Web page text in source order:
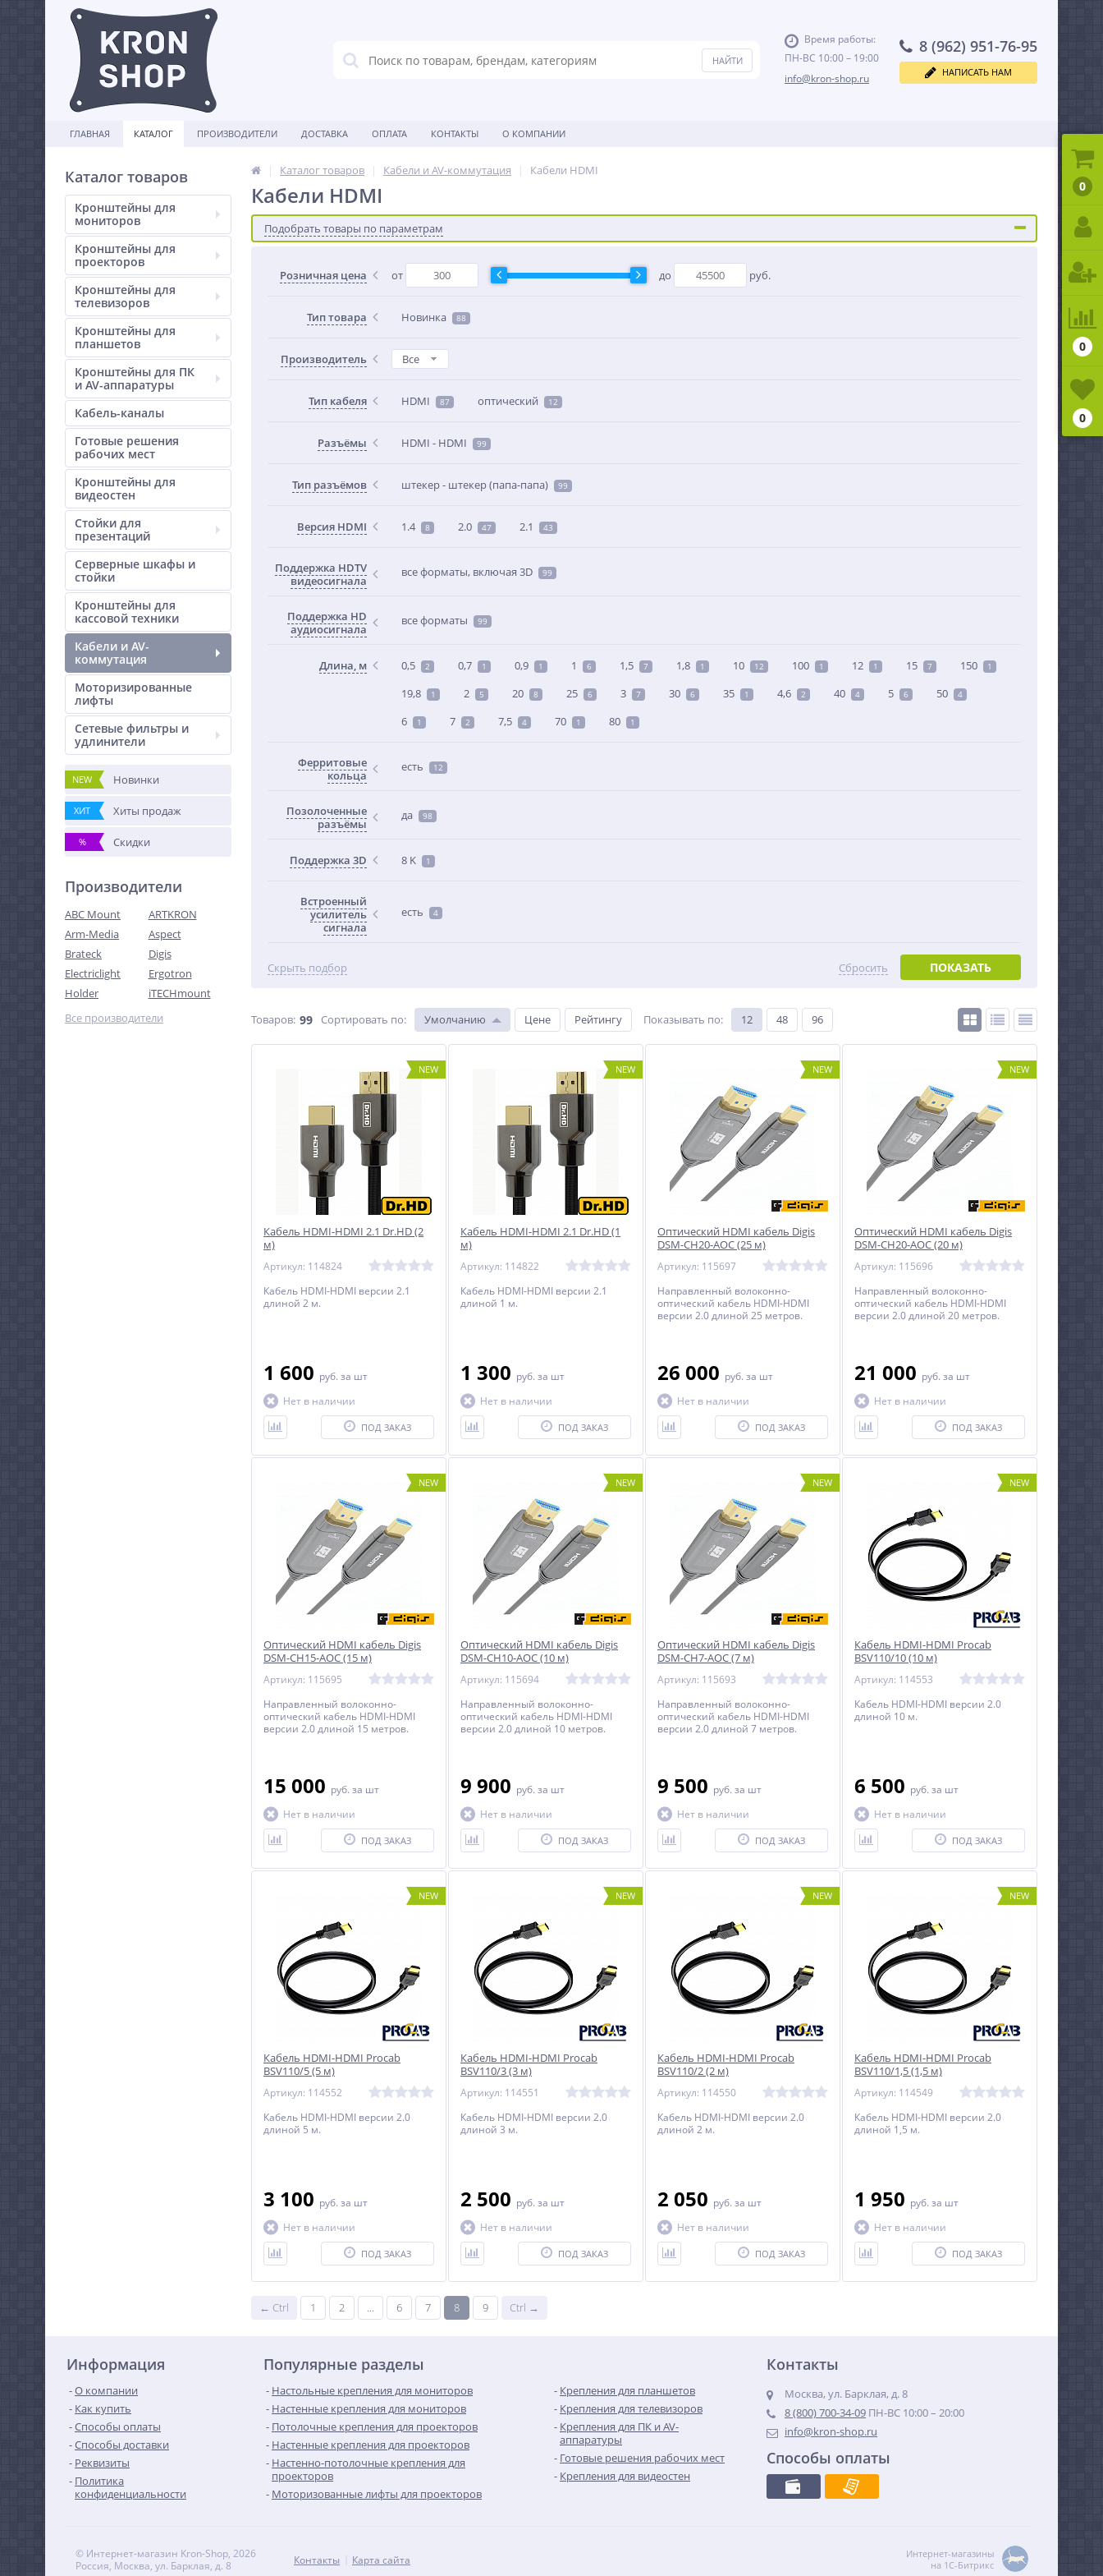
Время работы:
ПН-ВС 10:00 – 19:00
info@kron-shop.ru
8 (962) 951-76-95
НАПИСАТЬ НАМ
ГЛАВНАЯ КАТАЛОГ ПРОИЗВОДИТЕЛИ ДОСТАВКА ОПЛАТА КОНТАКТЫ О КОМПАНИИ
Каталог товаров
Кронштейны для
мониторов
Кронштейны для
проекторов
Кронштейны для
телевизоров
Кронштейны для
планшетов
Кронштейны для ПК
и AV-аппаратуры
Кабель-каналы
Готовые решения
рабочих мест
Кронштейны для
видеостен
Стойки для
презентаций
Серверные шкафы и
стойки
Кронштейны для
кассовой техники
Кабели и AV-
коммутация
Моторизированные
лифты
Сетевые фильтры и
удлинители
NEW Новинки
ХИТ Хиты продаж
% Скидки
Производители
ABC Mount
ARTKRON
Arm-Media
Aspect
Brateck
Digis
Electriclight
Ergotron
Holder
iTECHmount
Все производители
Каталог товаров Кабели и AV-коммутация Кабели HDMI
Кабели HDMI
Подобрать товары по параметрам
Розничная цена от до руб.
Тип товара Новинка 88
Производитель Все
Тип кабеля HDMI 87 оптический 12
Разъёмы HDMI - HDMI 99
Тип разъёмов штекер - штекер (папа-папа) 99
Версия HDMI 1.4 8 2.0 47 2.1 43
Поддержка HDTV
видеосигнала
все форматы, включая 3D 99
Поддержка HD
аудиосигнала
все форматы 99
Длина, м 0,5 2 0,7 1 0,9 1 1 6 1,5 7 1,8 1 10 12 100 1 12 1 15 7 150 1
19,8 1 2 5 20 8 25 6 3 7 30 6 35 1 4,6 2 40 4 5 6 50 4
6 1 7 2 7,5 4 70 1 80 1
Ферритовые
кольца
есть 12
Позолоченные
разъёмы
да 98
Поддержка 3D 8 K 1
Встроенный
усилитель
сигнала
есть 4
Скрыть подбор ПОКАЗАТЬ
Сбросить
Товаров: 99 Сортировать по: Умолчанию Цене Рейтингу Показывать по: 12 48 96
NEW
Кабель HDMI-HDMI 2.1 Dr.HD (2
м)
Артикул: 114824
Кабель HDMI-HDMI версии 2.1
длиной 2 м.
1 600 руб. за шт
Нет в наличии
ПОД ЗАКАЗ
NEW
Кабель HDMI-HDMI 2.1 Dr.HD (1
м)
Артикул: 114822
Кабель HDMI-HDMI версии 2.1
длиной 1 м.
1 300 руб. за шт
Нет в наличии
ПОД ЗАКАЗ
NEW
Оптический HDMI кабель Digis
DSM-CH20-AOC (25 м)
Артикул: 115697
Направленный волоконно-
оптический кабель HDMI-HDMI
версии 2.0 длиной 25 метров.
26 000 руб. за шт
Нет в наличии
ПОД ЗАКАЗ
NEW
Оптический HDMI кабель Digis
DSM-CH20-AOC (20 м)
Артикул: 115696
Направленный волоконно-
оптический кабель HDMI-HDMI
версии 2.0 длиной 20 метров.
21 000 руб. за шт
Нет в наличии
ПОД ЗАКАЗ
NEW
Оптический HDMI кабель Digis
DSM-CH15-AOC (15 м)
Артикул: 115695
Направленный волоконно-
оптический кабель HDMI-HDMI
версии 2.0 длиной 15 метров.
15 000 руб. за шт
Нет в наличии
ПОД ЗАКАЗ
NEW
Оптический HDMI кабель Digis
DSM-CH10-AOC (10 м)
Артикул: 115694
Направленный волоконно-
оптический кабель HDMI-HDMI
версии 2.0 длиной 10 метров.
9 900 руб. за шт
Нет в наличии
ПОД ЗАКАЗ
NEW
Оптический HDMI кабель Digis
DSM-CH7-AOC (7 м)
Артикул: 115693
Направленный волоконно-
оптический кабель HDMI-HDMI
версии 2.0 длиной 7 метров.
9 500 руб. за шт
Нет в наличии
ПОД ЗАКАЗ
NEW
Кабель HDMI-HDMI Procab
BSV110/10 (10 м)
Артикул: 114553
Кабель HDMI-HDMI версии 2.0
длиной 10 м.
6 500 руб. за шт
Нет в наличии
ПОД ЗАКАЗ
NEW
Кабель HDMI-HDMI Procab
BSV110/5 (5 м)
Артикул: 114552
Кабель HDMI-HDMI версии 2.0
длиной 5 м.
3 100 руб. за шт
Нет в наличии
ПОД ЗАКАЗ
NEW
Кабель HDMI-HDMI Procab
BSV110/3 (3 м)
Артикул: 114551
Кабель HDMI-HDMI версии 2.0
длиной 3 м.
2 500 руб. за шт
Нет в наличии
ПОД ЗАКАЗ
NEW
Кабель HDMI-HDMI Procab
BSV110/2 (2 м)
Артикул: 114550
Кабель HDMI-HDMI версии 2.0
длиной 2 м.
2 050 руб. за шт
Нет в наличии
ПОД ЗАКАЗ
NEW
Кабель HDMI-HDMI Procab
BSV110/1,5 (1,5 м)
Артикул: 114549
Кабель HDMI-HDMI версии 2.0
длиной 1,5 м.
1 950 руб. за шт
Нет в наличии
ПОД ЗАКАЗ
← Ctrl 1 2 ... 6 7 8 9 Ctrl →
Информация
О компании
Как купить
Способы оплаты
Способы доставки
Реквизиты
Политика
конфиденциальности
Популярные разделы
Настольные крепления для мониторов
Настенные крепления для мониторов
Потолочные крепления для проекторов
Настенные крепления для проекторов
Настенно-потолочные крепления для
проекторов
Моторизованные лифты для проекторов
Крепления для планшетов
Крепления для телевизоров
Крепления для ПК и AV-
аппаратуры
Готовые решения рабочих мест
Крепления для видеостен
Контакты
Москва, ул. Барклая, д. 8
8 (800) 700-34-09 ПН-ВС 10:00 – 20:00
info@kron-shop.ru
Способы оплаты
© Интернет-магазин Kron-Shop, 2026
Россия, Москва, ул. Барклая, д. 8
Контакты Карта сайта
Интернет-магазины
на 1С-Битрикс
0
0
0